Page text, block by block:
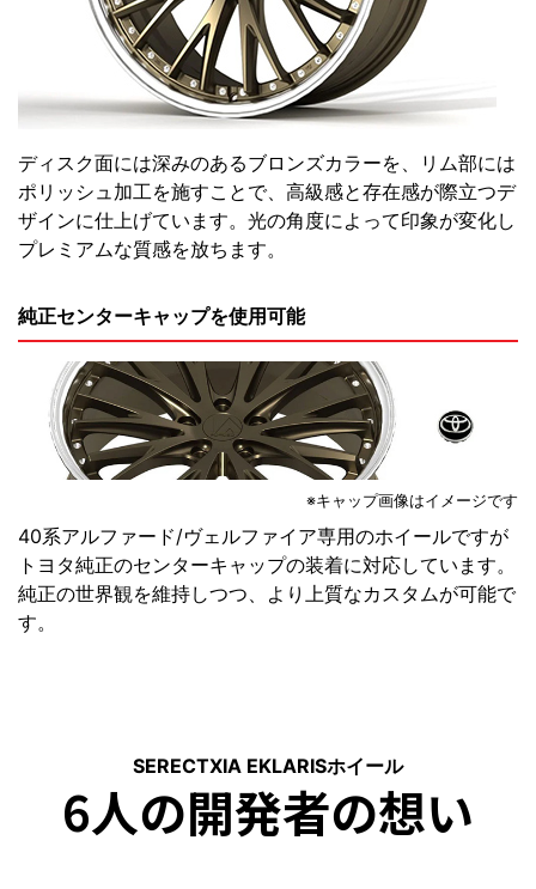
ディスク面には深みのあるブロンズカラーを、リム部には
ポリッシュ加工を施すことで、高級感と存在感が際立つデ
ザインに仕上げています。光の角度によって印象が変化し
プレミアムな質感を放ちます。
純正センターキャップを使用可能
※キャップ画像はイメージです
40系アルファード/ヴェルファイア専用のホイールですが
トヨタ純正のセンターキャップの装着に対応しています。
純正の世界観を維持しつつ、より上質なカスタムが可能で
す。
SERECTXIA EKLARISホイール
6人の開発者の想い